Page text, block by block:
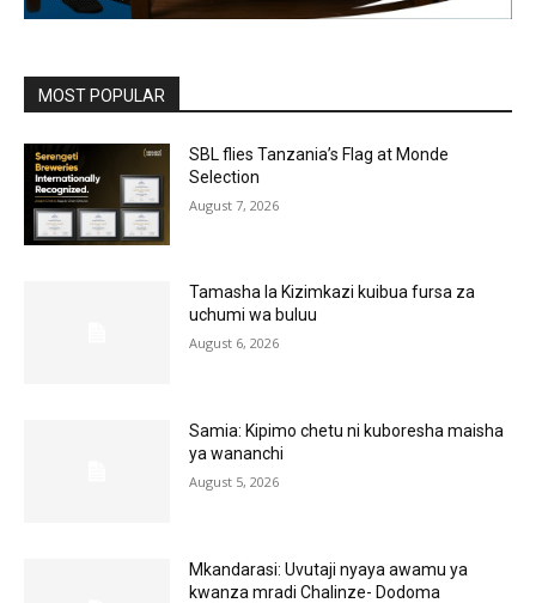
MOST POPULAR
SBL flies Tanzania’s Flag at Monde
Selection
August 7, 2026
Tamasha la Kizimkazi kuibua fursa za
uchumi wa buluu
August 6, 2026
Samia: Kipimo chetu ni kuboresha maisha
ya wananchi
August 5, 2026
Mkandarasi: Uvutaji nyaya awamu ya
kwanza mradi Chalinze- Dodoma